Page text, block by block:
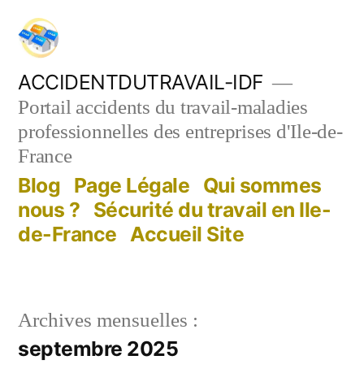
Aller
contenu
ACCIDENTDUTRAVAIL-IDF
Portail accidents du travail-maladies
professionnelles des entreprises d'Ile-de-
France
Blog Page Légale Qui sommes
nous ? Sécurité du travail en Ile-
de-France Accueil Site
Archives mensuelles :
septembre 2025